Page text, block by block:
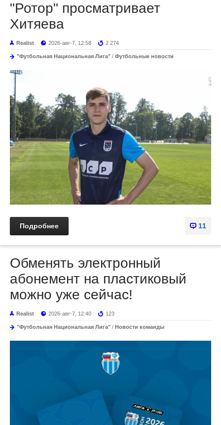
"Ротор" просматривает
Хитяева
Realist 2026-авг-7, 12:58 2 274
"Футбольная Национальная Лига" / Футбольные новости
11
Подробнее
Обменять электронный
абонемент на пластиковый
можно уже сейчас!
Realist 2026-авг-7, 12:40 123
"Футбольная Национальная Лига" / Новости команды